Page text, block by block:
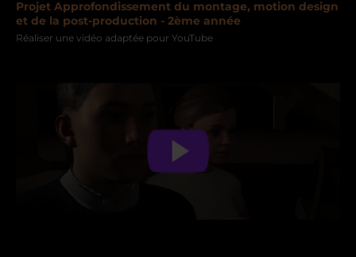
Projet Approfondissement du montage, motion design
et de la post-production - 2ème année
Réaliser une vidéo adaptée pour YouTube